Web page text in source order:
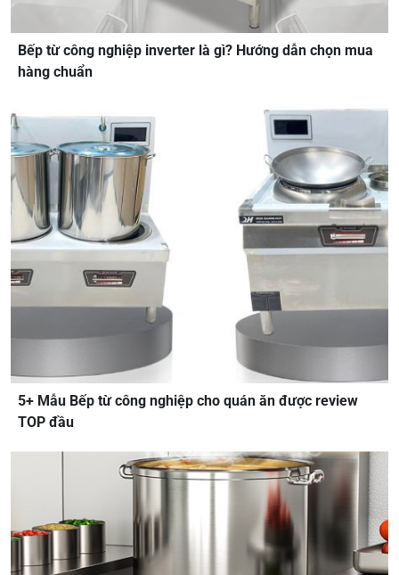
Bếp từ công nghiệp inverter là gì? Hướng dẫn chọn mua
hàng chuẩn
5+ Mẫu Bếp từ công nghiệp cho quán ăn được review
TOP đầu